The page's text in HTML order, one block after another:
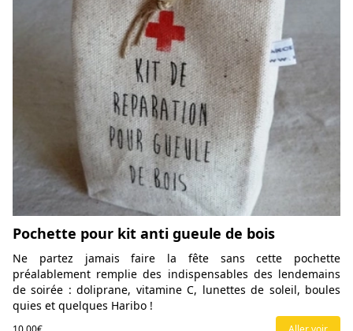
Pochette pour kit anti gueule de bois
Ne partez jamais faire la fête sans cette pochette
préalablement remplie des indispensables des lendemains
de soirée : doliprane, vitamine C, lunettes de soleil, boules
quies et quelques Haribo !